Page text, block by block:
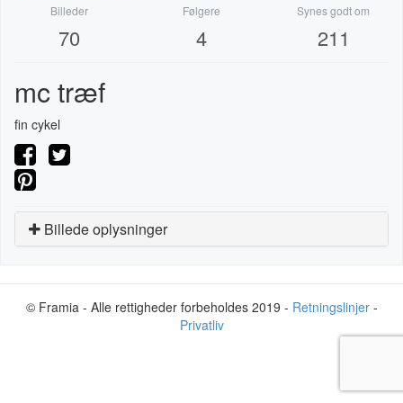
Billeder
70
Følgere
4
Synes godt om
211
mc træf
fin cykel
Billede oplysninger
© Framia - Alle rettigheder forbeholdes 2019 - Retningslinjer-
Privatliv